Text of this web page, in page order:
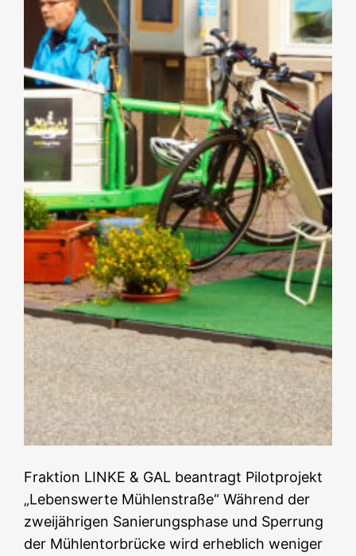
Fraktion LINKE & GAL beantragt Pilotprojekt
„Lebenswerte Mühlenstraße“ Während der
zweijährigen Sanierungsphase und Sperrung
der Mühlentorbrücke wird erheblich weniger